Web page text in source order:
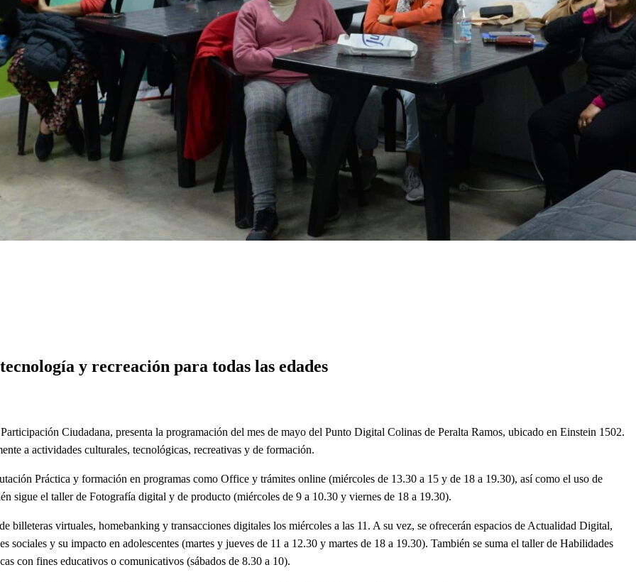
y recreación para todas las edades
Ciudadana, presenta la programación del mes de mayo del Punto Digital Colinas de Peralta Ramos, ubicado en Einstein 1502.
a actividades culturales, tecnológicas, recreativas y de formación.
Práctica y formación en programas como Office y trámites online (miércoles de 13.30 a 15 y de 18 a 19.30), así como el uso de
sigue el taller de Fotografía digital y de producto (miércoles de 9 a 10.30 y viernes de 18 a 19.30).
billeteras virtuales, homebanking y transacciones digitales los miércoles a las 11. A su vez, se ofrecerán espacios de Actualidad Digital,
sociales y su impacto en adolescentes (martes y jueves de 11 a 12.30 y martes de 18 a 19.30). También se suma el taller de Habilidades
con fines educativos o comunicativos (sábados de 8.30 a 10).